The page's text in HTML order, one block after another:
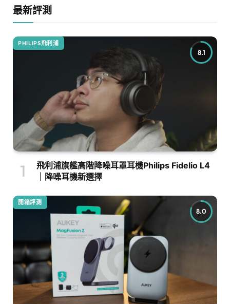
最新評測
8.1
PHILIPS飛利浦
飛利浦旗艦高階降噪耳罩耳機Philips Fidelio L4
｜降噪耳機新選擇
8.0
開箱評測